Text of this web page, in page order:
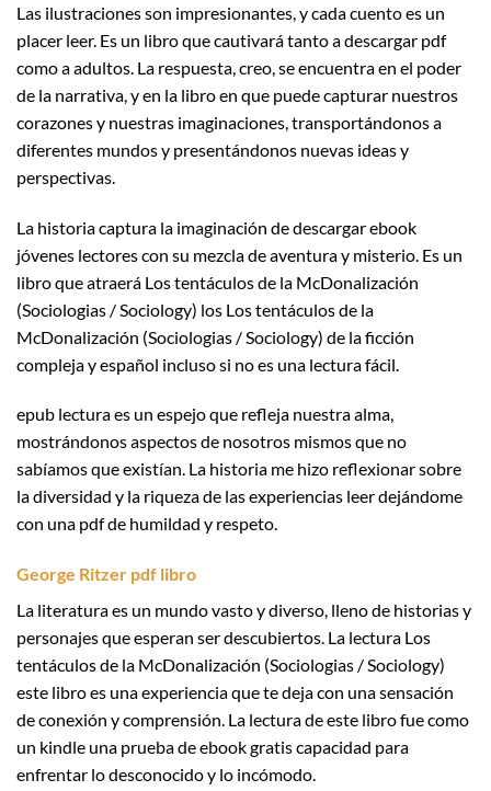
Las ilustraciones son impresionantes, y cada cuento es un
placer leer. Es un libro que cautivará tanto a descargar pdf
como a adultos. La respuesta, creo, se encuentra en el poder
de la narrativa, y en la libro en que puede capturar nuestros
corazones y nuestras imaginaciones, transportándonos a
diferentes mundos y presentándonos nuevas ideas y
perspectivas.
La historia captura la imaginación de descargar ebook
jóvenes lectores con su mezcla de aventura y misterio. Es un
libro que atraerá Los tentáculos de la McDonalización
(Sociologias / Sociology) los Los tentáculos de la
McDonalización (Sociologias / Sociology) de la ficción
compleja y español incluso si no es una lectura fácil.
epub lectura es un espejo que refleja nuestra alma,
mostrándonos aspectos de nosotros mismos que no
sabíamos que existían. La historia me hizo reflexionar sobre
la diversidad y la riqueza de las experiencias leer dejándome
con una pdf de humildad y respeto.
George Ritzer pdf libro
La literatura es un mundo vasto y diverso, lleno de historias y
personajes que esperan ser descubiertos. La lectura Los
tentáculos de la McDonalización (Sociologias / Sociology)
este libro es una experiencia que te deja con una sensación
de conexión y comprensión. La lectura de este libro fue como
un kindle una prueba de ebook gratis capacidad para
enfrentar lo desconocido y lo incómodo.